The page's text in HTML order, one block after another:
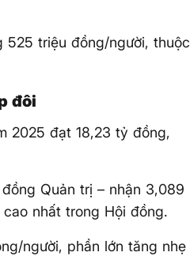
525 triệu đồng/người, thuộc
đôi
2025 đạt 18,23 tỷ đồng,
Quản trị – nhận 3,089
nhất trong Hội đồng.
người, phần lớn tăng nhẹ